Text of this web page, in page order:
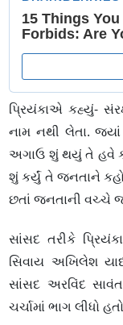
પ્રિયંકાએ કહ્યું-
નામ નથી લેતા.
અગાઉ શું થયું તે હવે
શું કર્યું તે જનતાને
છતાં જનતાની વચ્ચે
સાંસદ તરીકે
સિવાય અખિલેશ
સાંસદ અરવિંદ
ચર્ચામાં ભાગ લીધો